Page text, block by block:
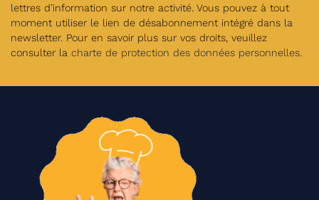
lettres d’information sur notre activité. Vous pouvez à tout
moment utiliser le lien de désabonnement intégré dans la
newsletter. Pour en savoir plus sur vos droits, veuillez
consulter la charte de protection des données personnelles.